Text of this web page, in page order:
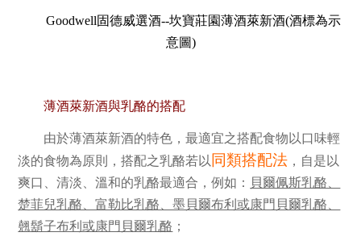
Goodwell固德威選酒--坎寶莊園薄酒萊新酒(酒標為示
意圖)
薄酒萊新酒與乳酪的搭配
由於薄酒萊新酒的特色，最適宜之搭配食物以口味輕
淡的食物為原則，搭配之乳酪若以 同類搭配法 ，自是以
爽口、清淡、溫和的乳酪最適合，例如： 貝爾佩斯乳酪、
楚菲兒乳酪、富勒比乳酪、墨貝爾布利或康門貝爾乳酪、
翹鬍子布利或康門貝爾乳酪 ；